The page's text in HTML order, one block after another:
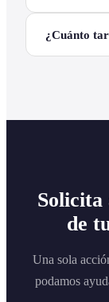
¿Cuánto
Solicita
de
Una sola
podamos